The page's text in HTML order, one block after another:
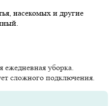
насекомых и другие
уборка.
сложного подключения.